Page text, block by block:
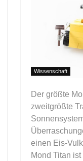
Wissenschaft
Der größte
zweitgrößte
einen Eis-
Mond Titan